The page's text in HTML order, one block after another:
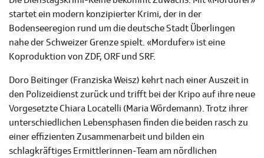
startet ein modern konzipierter Krimi, der in der
Bodenseeregion rund um die deutsche Stadt Überlingen
nahe der Schweizer Grenze spielt. «Mordufer» ist eine
Koproduktion von ZDF, ORF und SRF.
Doro Beitinger (Franziska Weisz) kehrt nach einer Auszeit in
den Polizeidienst zurück und trifft bei der Kripo auf ihre neue
Vorgesetzte Chiara Locatelli (Maria Wördemann). Trotz ihrer
unterschiedlichen Lebensphasen finden die beiden rasch zu
einer effizienten Zusammenarbeit und bilden ein
schlagkräftiges Ermittlerinnen-Team am nördlichen